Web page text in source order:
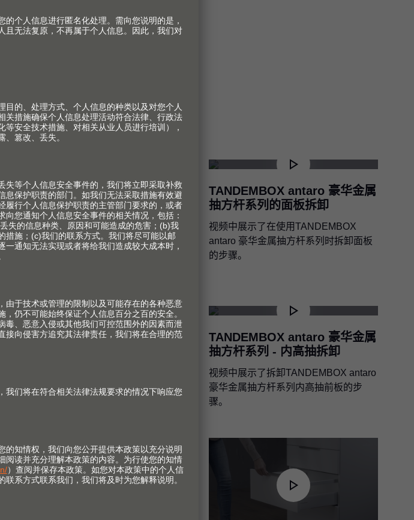
配方形扶杆的TANDEMBOX
antaro 豪华金属抽方杆系列的
拆卸
视频中展示了在使用TANDEMBOX
TANDEMBOX antaro 豪华金属
抽方杆系列的面板拆卸
视频中展示了在使用TANDEMBOX
antaro 豪华金属抽方杆系列时拆卸面板
的步骤。
TANDEMBOX antaro 豪华金属
豪华金属抽方杆系列内高抽前板的步
TANDEMBOX antaro 豪华金属
抽方杆系列 - 内高抽拆卸
视频中展示了拆卸TANDEMBOX antaro
豪华金属抽方杆系列内高抽前板的步
骤。
TANDEMBOX antaro 豪华金属
抽方杆系列 倾斜度调节